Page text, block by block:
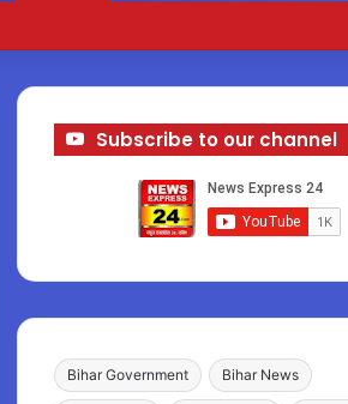
Subscribe to our channel
Bihar Government Bihar News